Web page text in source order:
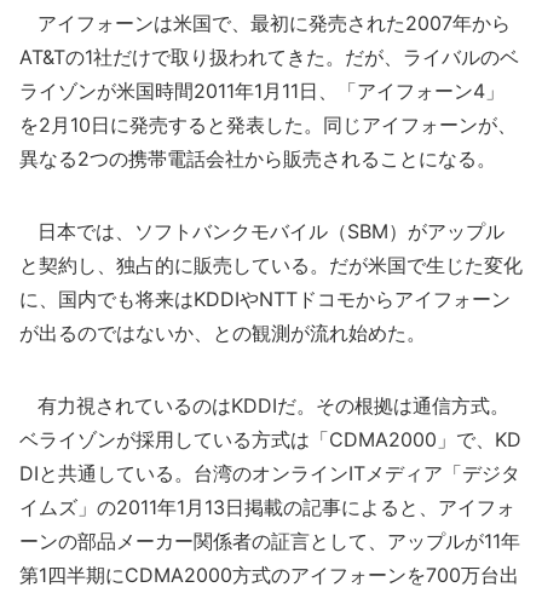
アイフォーンは米国で、最初に発売された2007年から
AT&Tの1社だけで取り扱われてきた。だが、ライバルのベ
ライゾンが米国時間2011年1月11日、「アイフォーン4」
を2月10日に発売すると発表した。同じアイフォーンが、
異なる2つの携帯電話会社から販売されることになる。
日本では、ソフトバンクモバイル（SBM）がアップル
と契約し、独占的に販売している。だが米国で生じた変化
に、国内でも将来はKDDIやNTTドコモからアイフォーン
が出るのではないか、との観測が流れ始めた。
有力視されているのはKDDIだ。その根拠は通信方式。
ベライゾンが採用している方式は「CDMA2000」で、KD
DIと共通している。台湾のオンラインITメディア「デジタ
イムズ」の2011年1月13日掲載の記事によると、アイフォ
ーンの部品メーカー関係者の証言として、アップルが11年
第1四半期にCDMA2000方式のアイフォーンを700万台出